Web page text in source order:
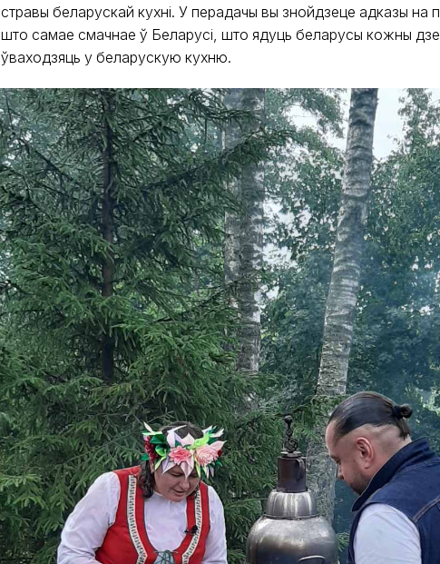
стравы беларускай кухні. У перадачы вы знойдзеце адказы на
што самае смачнае ў Беларусі, што ядуць беларусы кожны
ўваходзяць у беларускую кухню.